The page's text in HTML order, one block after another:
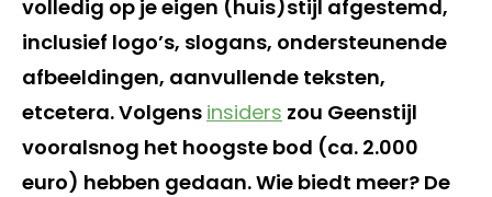
volledig op je eigen (huis)stijl afgestemd,
inclusief logo’s, slogans, ondersteunende
afbeeldingen, aanvullende teksten,
etcetera. Volgens insiders zou Geenstijl
vooralsnog het hoogste bod (ca. 2.000
euro) hebben gedaan. Wie biedt meer? De